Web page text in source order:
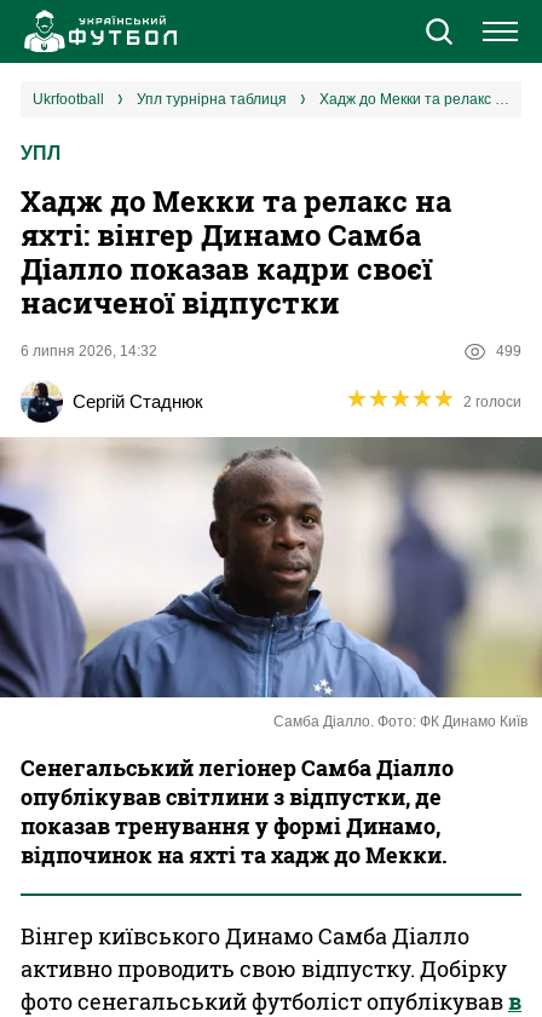
Новини
Єврокубки
УПЛ
Різне
Букмекери
Казино
ukrfootball упл турнірна таблиця Хадж до Мекки та релакс на яхті: вінгер Динамо Самба Діалло показав кадри своєї насиченої відпустки
УПЛ
Хадж до Мекки та релакс на
яхті: вінгер Динамо Самба
Діалло показав кадри своєї
насиченої відпустки
6 липня 2026, 14:32 499
Сергій Стаднюк ★★★★★
★★★★★ 2 голоси
Самба Діалло. Фото: ФК Динамо Київ
Сенегальський легіонер Самба Діалло
опублікував світлини з відпустки, де
показав тренування у формі Динамо,
відпочинок на яхті та хадж до Мекки.
Вінгер київського Динамо Самба Діалло
активно проводить свою відпустку. Добірку
фото сенегальський футболіст опублікувавв